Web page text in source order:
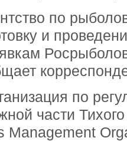
по
и
по
части
Management